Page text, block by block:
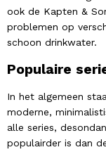
ook de Kapten &
problemen op
schoon drinkwater.
Populaire
In het algemeen
moderne,
alle series,
populairder is dan